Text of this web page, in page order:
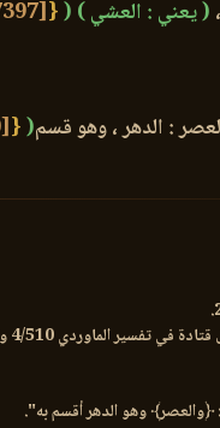
( يعني : العشي ) (
{
[77397]
: الدهر ، وهو قسم(
{
[77400]
الماوردي 4/510 والدر 8/622.